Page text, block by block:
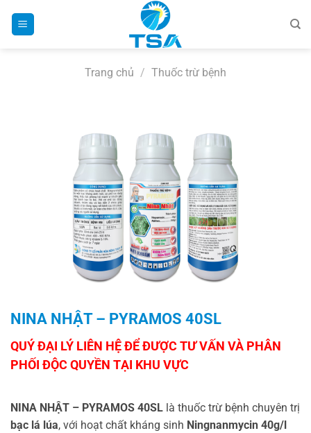
Trang chủ / Thuốc trừ bệnh
NINA NHẬT – PYRAMOS 40SL
NINA NHẬT – PYRAMOS 40SL là thuốc trừ bệnh chuyên trị
bạc lá lúa, với hoạt chất kháng sinh Ningnanmycin 40g/l